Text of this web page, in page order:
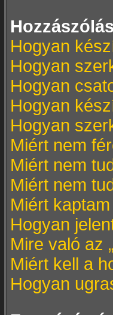
Hogyan
Hogyan
Hogyan
Hogyan
Hogyan
Miért nem
Miért nem
Miért nem
Miért
Hogyan
Mire való az
Miért kell a
Hogyan